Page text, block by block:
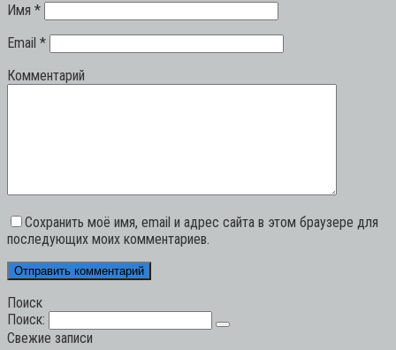
Имя *
Email *
Комментарий
Сохранить моё имя, email и адрес сайта в этом браузере для
последующих моих комментариев.
Поиск
Поиск:
Свежие записи